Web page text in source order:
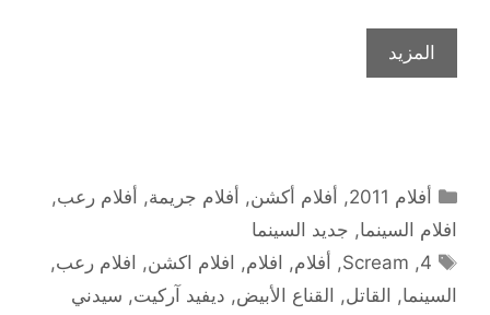
المزيد
التصنيفات
أفلام 2011 , أفلام أكشن, أفلام جريمة, أفلام رعب,
افلام السينما, جديد السينما
الوسوم
4
,
Scream
, أفلام, افلام, افلام اكشن, افلام رعب,
السينما, القاتل, القناع الأبيض, ديفيد آركيت, سيدني